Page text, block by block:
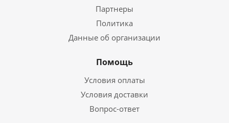
Партнеры
Политика
Данные об организации
Помощь
Условия оплаты
Условия доставки
Вопрос-ответ